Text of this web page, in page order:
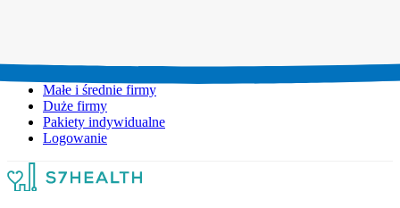
Małe i średnie firmy
Duże firmy
Pakiety indywidualne
Logowanie